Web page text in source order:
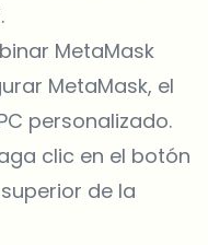
MetaMask
MetaMask, el
personalizado.
clic en el botón
de la